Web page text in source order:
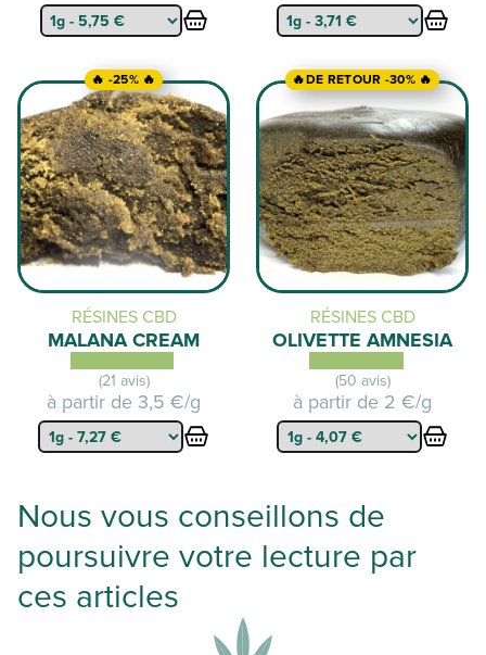
🔥 -25% 🔥
RÉSINES CBD
MALANA CREAM
(21 avis)
à partir de 3,5 €/g
🔥DE RETOUR -30% 🔥
RÉSINES CBD
OLIVETTE AMNESIA
(50 avis)
à partir de 2 €/g
Nous vous conseillons de
poursuivre votre lecture par
ces articles